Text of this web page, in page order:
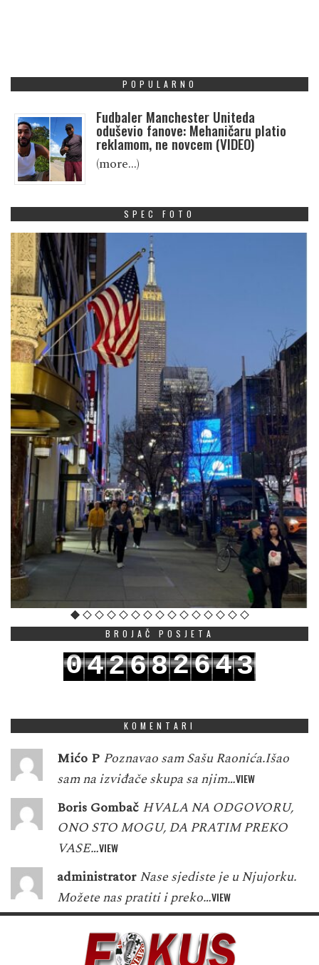
POPULARNO
Fudbaler Manchester Uniteda
oduševio fanove: Mehaničaru platio
reklamom, ne novcem (VIDEO)
(more…)
SPEC FOTO
BROJAČ POSJETA
042682643
KOMENTARI
Mićo P Poznavao sam Sašu Raonića.Išao
sam na izviđače skupa sa njim…VIEW
Boris Gombač HVALA NA ODGOVORU,
ONO STO MOGU, DA PRATIM PREKO
VASE…VIEW
administrator Nase sjediste je u Njujorku.
Možete nas pratiti i preko…VIEW